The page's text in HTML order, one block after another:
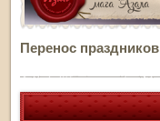
Перенос праздников